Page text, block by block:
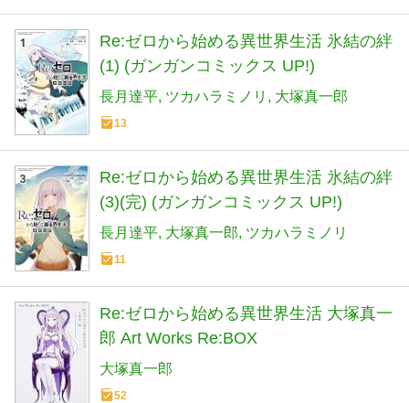
Re:ゼロから始める異世界生活 氷結の絆
(1) (ガンガンコミックス UP!)
長月達平 ツカハラミノリ 大塚真一郎
13
Re:ゼロから始める異世界生活 氷結の絆
(3)(完) (ガンガンコミックス UP!)
長月達平 大塚真一郎 ツカハラミノリ
11
Re:ゼロから始める異世界生活 大塚真一
郎 Art Works Re:BOX
大塚真一郎
52